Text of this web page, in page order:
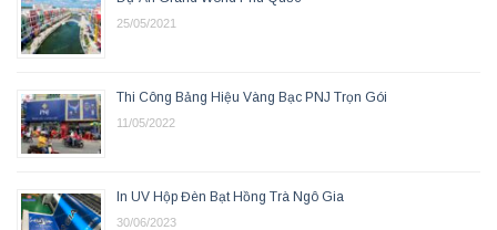
25/05/2021
Thi Công Bảng Hiệu Vàng Bạc PNJ Trọn Gói
11/05/2022
In UV Hộp Đèn Bạt Hồng Trà Ngô Gia
30/06/2023